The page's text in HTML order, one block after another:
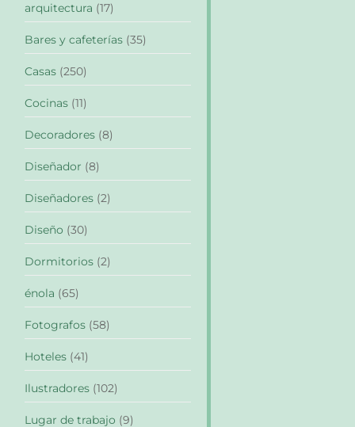
arquitectura (17)
Bares y cafeterías (35)
Casas (250)
Cocinas (11)
Decoradores (8)
Diseñador (8)
Diseñadores (2)
Diseño (30)
Dormitorios (2)
énola (65)
Fotografos (58)
Hoteles (41)
Ilustradores (102)
Lugar de trabajo (9)